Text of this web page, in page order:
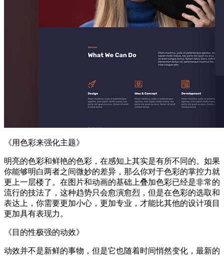
《用色彩来强化主题》
明亮的色彩和鲜艳的色彩，在感知上其实是有所不同的。如果
你能够明白两者之间微妙的差异，那么你对于色彩的掌控力就
更上一层楼了。在图片和动画的基础上叠加色彩已经是非常的
流行的技法了，这种趋势只会愈演愈烈，但是在色彩的选取和
表达上，你需要更加小心，更加专业，才能比其他的设计项目
更加具有表现力。
《目的性极强的动效》
动效并不是新鲜的事物，但是它也随着时间悄然变化，最新的